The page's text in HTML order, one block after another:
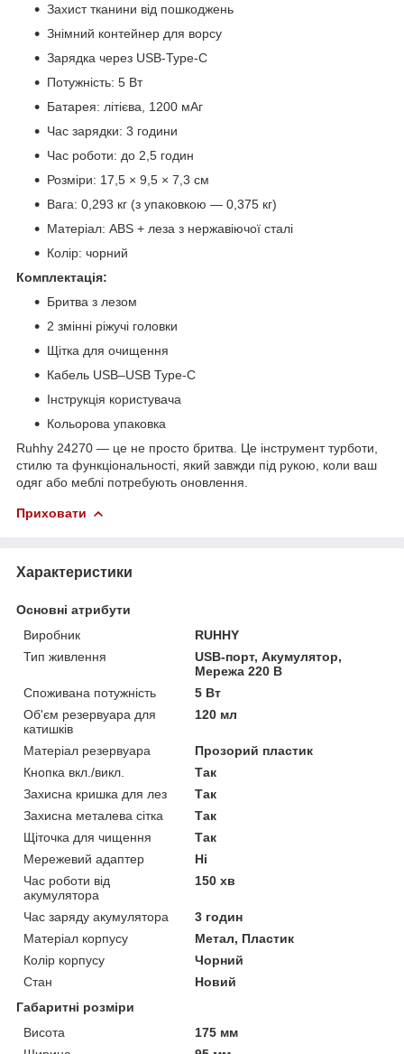
Захист тканини від пошкоджень
Знімний контейнер для ворсу
Зарядка через USB-Type-C
Потужність: 5 Вт
Батарея: літієва, 1200 мАг
Час зарядки: 3 години
Час роботи: до 2,5 годин
Розміри: 17,5 × 9,5 × 7,3 см
Вага: 0,293 кг (з упаковкою — 0,375 кг)
Матеріал: ABS + леза з нержавіючої сталі
Колір: чорний
Комплектація:
Бритва з лезом
2 змінні ріжучі головки
Щітка для очищення
Кабель USB–USB Type-C
Інструкція користувача
Кольорова упаковка
Ruhhy 24270 — це не просто бритва. Це інструмент турботи,
стилю та функціональності, який завжди під рукою, коли ваш
одяг або меблі потребують оновлення.
Приховати
Характеристики
Основні атрибути
Виробник
RUHHY
Тип живлення
USB-порт, Акумулятор,
Мережа 220 В
Споживана потужність
5 Вт
Об'єм резервуара для
катишків
120 мл
Матеріал резервуара
Прозорий пластик
Кнопка вкл./викл.
Так
Захисна кришка для лез
Так
Захисна металева сітка
Так
Щіточка для чищення
Так
Мережевий адаптер
Ні
Час роботи від
акумулятора
150 хв
Час заряду акумулятора
3 годин
Матеріал корпусу
Метал, Пластик
Колір корпусу
Чорний
Стан
Новий
Габаритні розміри
Висота
175 мм